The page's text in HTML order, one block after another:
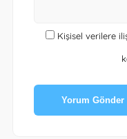
Kişisel verilere
Yorum Gönder